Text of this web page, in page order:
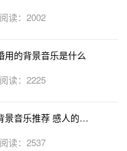
读：2002
用的背景音乐是什么
读：2225
景音乐推荐 感人的民
读：2537